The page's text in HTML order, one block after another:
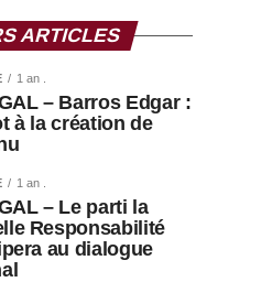
ARTICLES
1 an .
– Barros Edgar :
à la création de
1 an .
– Le parti la
Responsabilité
au dialogue